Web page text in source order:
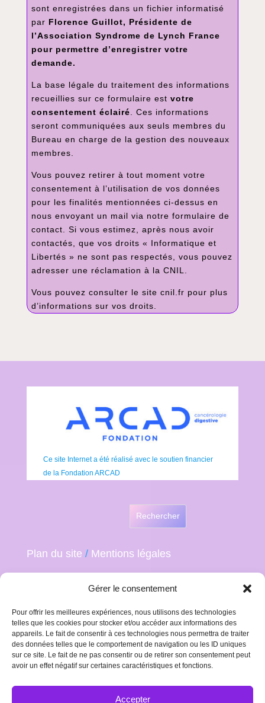
Gérer le consentement
Pour offrir les meilleures expériences, nous utilisons des technologies
telles que les cookies pour stocker et/ou accéder aux informations des
appareils. Le fait de consentir à ces technologies nous permettra de traiter
des données telles que le comportement de navigation ou les ID uniques
sur ce site. Le fait de ne pas consentir ou de retirer son consentement peut
avoir un effet négatif sur certaines caractéristiques et fonctions.
Accepter
sont enregistrées dans un fichier informatisé
par Florence Guillot, Présidente de
l’Association Syndrome de Lynch France
pour permettre d’enregistrer votre
demande.
La base légale du traitement des informations
recueillies sur ce formulaire est votre
consentement éclairé . Ces informations
seront communiquées aux seuls membres du
Bureau en charge de la gestion des nouveaux
membres.
Vous pouvez retirer à tout moment votre
consentement à l’utilisation de vos données
pour les finalités mentionnées ci-dessus en
nous envoyant un mail via notre formulaire de
contact. Si vous estimez, après nous avoir
contactés, que vos droits « Informatique et
Libertés » ne sont pas respectés, vous pouvez
adresser une réclamation à la CNIL.
Vous pouvez consulter le site cnil.fr pour plus
d’informations sur vos droits.
Ce site Internet a été réalisé avec le soutien financier
de la Fondation ARCAD
Rechercher
Plan du site / Mentions légales